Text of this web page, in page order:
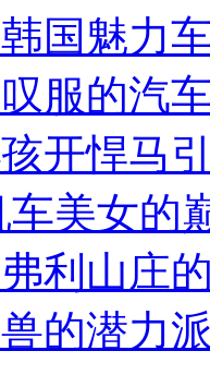
国魅力
服的汽
开悍马
车美女的
利山庄
的潜力